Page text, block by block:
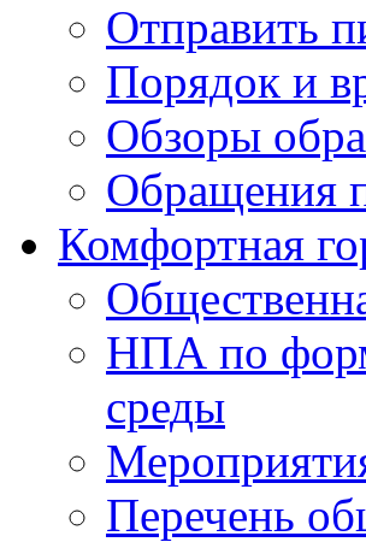
Отправить
Порядок и
Обзоры
Обращения
Комфортная
НПА по
среды
Перечень